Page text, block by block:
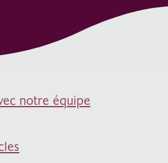
notre équipe